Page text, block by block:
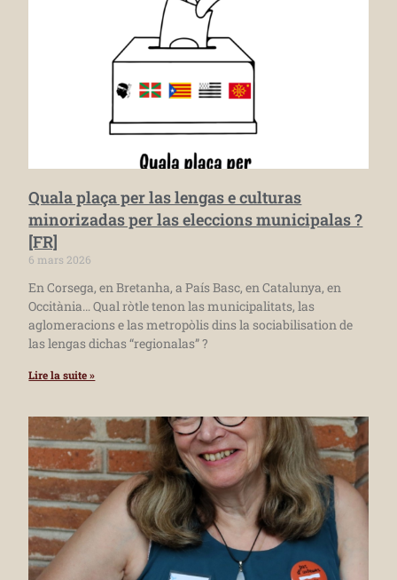
Quala plaça per las lengas e culturas
minorizadas per las eleccions municipalas ?
[FR]
6 mars 2026
En Corsega, en Bretanha, a País Basc, en Catalunya, en
Occitània… Qual ròtle tenon las municipalitats, las
aglomeracions e las metropòlis dins la sociabilisation de
las lengas dichas “regionalas” ?
Lire la suite »